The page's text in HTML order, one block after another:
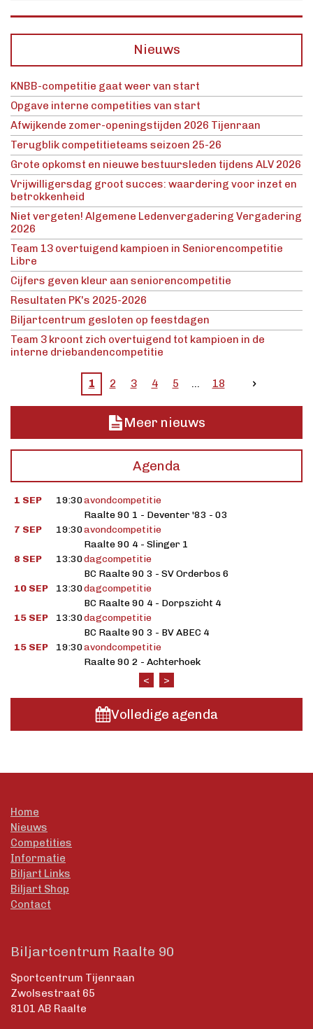
Nieuws
KNBB-competitie gaat weer van start
Opgave interne competities van start
Afwijkende zomer-openingstijden 2026 Tijenraan
Terugblik competitieteams seizoen 25-26
Grote opkomst en nieuwe bestuursleden tijdens ALV 2026
Vrijwilligersdag groot succes: waardering voor inzet en
betrokkenheid
Niet vergeten! Algemene Ledenvergadering Vergadering
2026
Team 13 overtuigend kampioen in Seniorencompetitie
Libre
Cijfers geven kleur aan seniorencompetitie
Resultaten PK's 2025-2026
Biljartcentrum gesloten op feestdagen
Team 3 kroont zich overtuigend tot kampioen in de
interne driebandencompetitie
1 2 3 4 5 18
Meer nieuws
Agenda
1 SEP 19:30avondcompetitie
Raalte 90 1 - Deventer '83 - 03
7 SEP
19:30avondcompetitie
Raalte 90 4 - Slinger 1
8 SEP
13:30dagcompetitie
BC Raalte 90 3 - SV Orderbos 6
10 SEP
13:30dagcompetitie
BC Raalte 90 4 - Dorpszicht 4
15 SEP
13:30dagcompetitie
BC Raalte 90 3 - BV ABEC 4
15 SEP
19:30avondcompetitie
Raalte 90 2 - Achterhoek
<
>
Volledige agenda
Home
Nieuws
Competities
Informatie
Biljart Links
Biljart Shop
Contact
Biljartcentrum Raalte 90
Sportcentrum Tijenraan
Zwolsestraat 65
8101 AB Raalte